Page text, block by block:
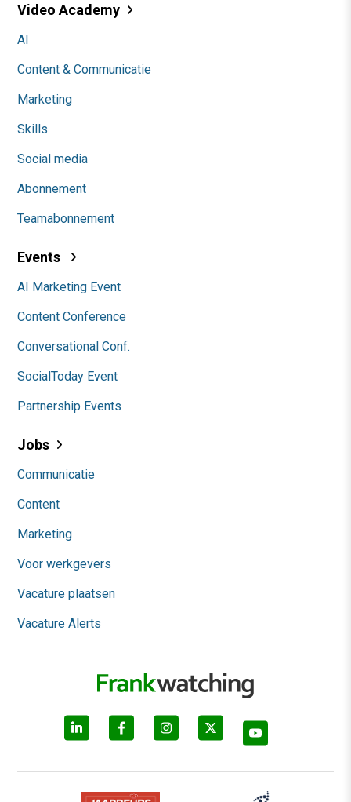
Video Academy
AI
Content & Communicatie
Marketing
Skills
Social media
Abonnement
Teamabonnement
Events
AI Marketing Event
Content Conference
Conversational Conf.
SocialToday Event
Partnership Events
Jobs
Communicatie
Content
Marketing
Voor werkgevers
Vacature plaatsen
Vacature Alerts